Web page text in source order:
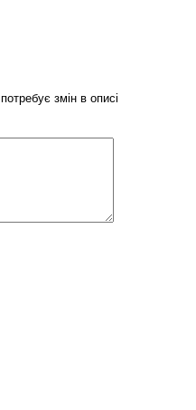
потребує змін в описі